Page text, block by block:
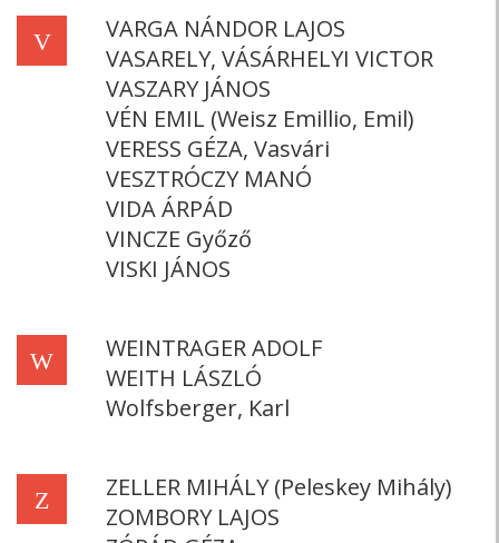
V
VARGA NÁNDOR LAJOS
VASARELY, VÁSÁRHELYI VICTOR
VASZARY JÁNOS
VÉN EMIL (Weisz Emillio, Emil)
VERESS GÉZA, Vasvári
VESZTRÓCZY MANÓ
VIDA ÁRPÁD
VINCZE Győző
VISKI JÁNOS
W
WEINTRAGER ADOLF
WEITH LÁSZLÓ
Wolfsberger, Karl
Z
ZELLER MIHÁLY (Peleskey Mihály)
ZOMBORY LAJOS